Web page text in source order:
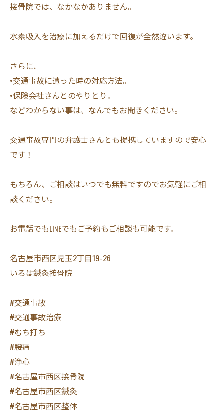
接骨院では、なかなかありません。
水素吸入を治療に加えるだけで回復が全然違います。
さらに、
•交通事故に遭った時の対応方法。
•保険会社さんとのやりとり。
などわからない事は、なんでもお聞きください。
交通事故専門の弁護士さんとも提携していますので安心
です！
もちろん、ご相談はいつでも無料ですのでお気軽にご相
談ください。
お電話でもLINEでもご予約もご相談も可能です。
名古屋市西区児玉2丁目19-26
いろは鍼灸接骨院
#交通事故
#交通事故治療
#むち打ち
#腰痛
#浄心
#名古屋市西区接骨院
#名古屋市西区鍼灸
#名古屋市西区整体